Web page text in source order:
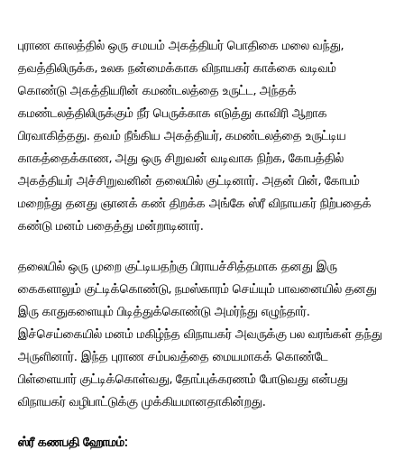
புராண காலத்தில் ஒரு சமயம் அகத்தியர் பொதிகை மலை வந்து,
தவத்திலிருக்க, உலக நன்மைக்காக விநாயகர் காக்கை வடிவம்
கொண்டு அகத்தியரின் கமண்டலத்தை உருட்ட, அந்தக்
கமண்டலத்திலிருக்கும் நீர் பெருக்காக எடுத்து காவிரி ஆறாக
பிரவாகித்தது. தவம் நீங்கிய அகத்தியர், கமண்டலத்தை உருட்டிய
காகத்தைக்காண, அது ஒரு சிறுவன் வடிவாக நிற்க, கோபத்தில்
அகத்தியர் அச்சிறுவனின் தலையில் குட்டினார். அதன் பின், கோபம்
மறைந்து தனது ஞானக் கண் திறக்க அங்கே ஸ்ரீ விநாயகர் நிற்பதைக்
கண்டு மனம் பதைத்து மன்றாடினார்.
தலையில் ஒரு முறை குட்டியதற்கு பிராயச்சித்தமாக தனது இரு
கைகளாலும் குட்டிக்கொண்டு, நமஸ்காரம் செய்யும் பாவனையில் தனது
இரு காதுகளையும் பிடித்துக்கொண்டு அமர்ந்து எழுந்தார்.
இச்செய்கையில் மனம் மகிழ்ந்த விநாயகர் அவருக்கு பல வரங்கள் தந்து
அருளினார். இந்த புராண சம்பவத்தை மையமாகக் கொண்டே
பிள்ளையார் குட்டிக்கொள்வது, தோப்புக்கரணம் போடுவது என்பது
விநாயகர் வழிபாட்டுக்கு முக்கியமானதாகின்றது.
ஸ்ரீ கணபதி ஹோமம்: